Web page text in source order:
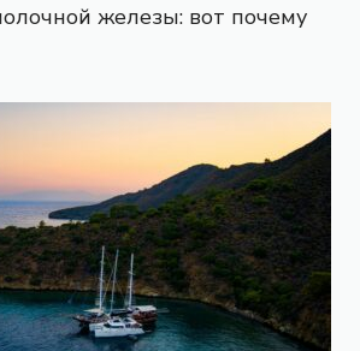
железы: вот почему